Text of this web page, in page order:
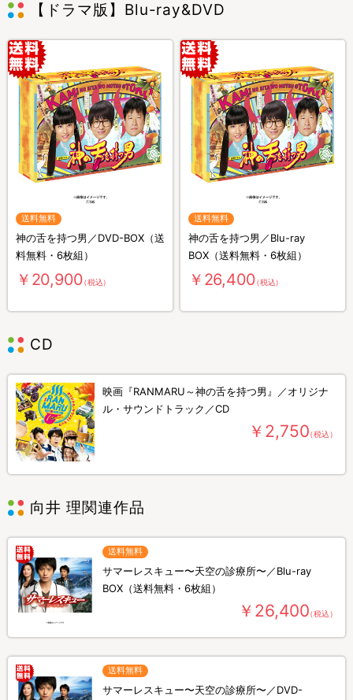
【ドラマ版】Blu-ray&DVD
送料無料
神の舌を持つ男／DVD-BOX（送
料無料・6枚組）
￥20,900（税込）
送料無料
神の舌を持つ男／Blu-ray
BOX（送料無料・6枚組）
￥26,400（税込）
CD
映画『RANMARU～神の舌を持つ男』／オリジナ
ル・サウンドトラック／CD
￥2,750（税込）
向井 理関連作品
送料無料
サマーレスキュー〜天空の診療所〜／Blu-ray
BOX（送料無料・6枚組）
￥26,400（税込）
送料無料
サマーレスキュー〜天空の診療所〜／DVD-